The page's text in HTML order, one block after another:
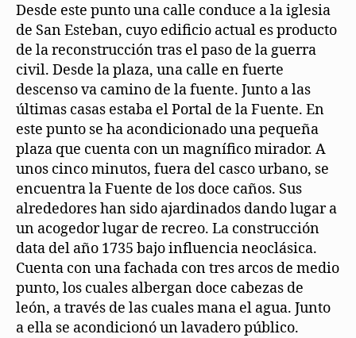
Desde este punto una calle conduce a la iglesia
de San Esteban, cuyo edificio actual es producto
de la reconstrucción tras el paso de la guerra
civil. Desde la plaza, una calle en fuerte
descenso va camino de la fuente. Junto a las
últimas casas estaba el Portal de la Fuente. En
este punto se ha acondicionado una pequeña
plaza que cuenta con un magnífico mirador. A
unos cinco minutos, fuera del casco urbano, se
encuentra la Fuente de los doce caños. Sus
alrededores han sido ajardinados dando lugar a
un acogedor lugar de recreo. La construcción
data del año 1735 bajo influencia neoclásica.
Cuenta con una fachada con tres arcos de medio
punto, los cuales albergan doce cabezas de
león, a través de las cuales mana el agua. Junto
a ella se acondicionó un lavadero público.